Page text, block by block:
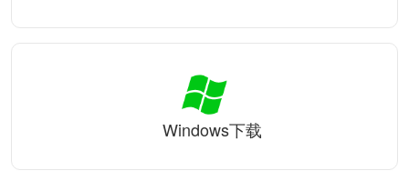
Windows下载